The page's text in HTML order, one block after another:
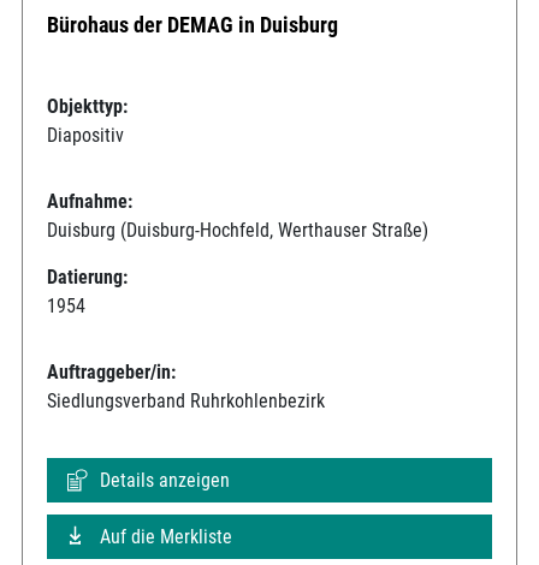
Bürohaus der DEMAG in Duisburg
Objekttyp:
Diapositiv
Aufnahme:
Duisburg (Duisburg-Hochfeld, Werthauser Straße)
Datierung:
1954
Auftraggeber/in:
Siedlungsverband Ruhrkohlenbezirk
Details anzeigen
Auf die Merkliste